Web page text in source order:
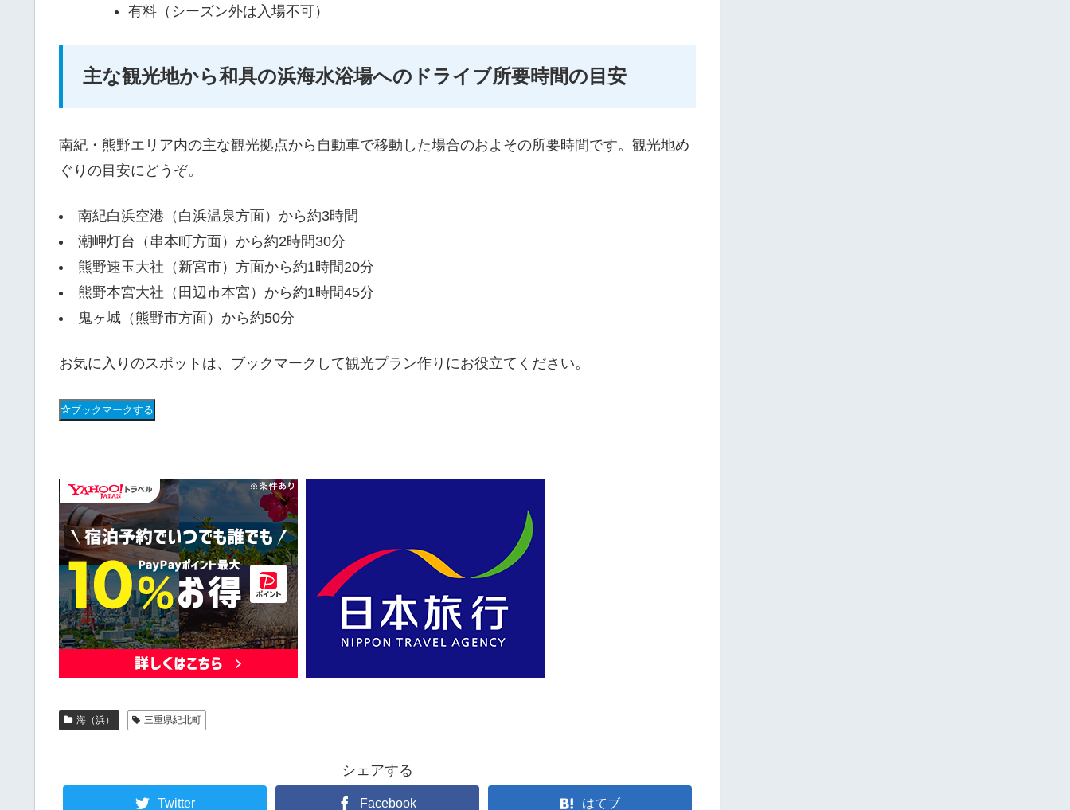
有料（シーズン外は入場不可）
主な観光地から和具の浜海水浴場へのドライブ所要時間の目安
南紀・熊野エリア内の主な観光拠点から自動車で移動した場合のおよその所要時間です。観光地め
ぐりの目安にどうぞ。
南紀白浜空港（白浜温泉方面）から約3時間
潮岬灯台（串本町方面）から約2時間30分
熊野速玉大社（新宮市）方面から約1時間20分
熊野本宮大社（田辺市本宮）から約1時間45分
鬼ヶ城（熊野市方面）から約50分
お気に入りのスポットは、ブックマークして観光プラン作りにお役立てください。
ブックマークする
海（浜） 三重県紀北町
シェアする
Twitter Facebook はてブ